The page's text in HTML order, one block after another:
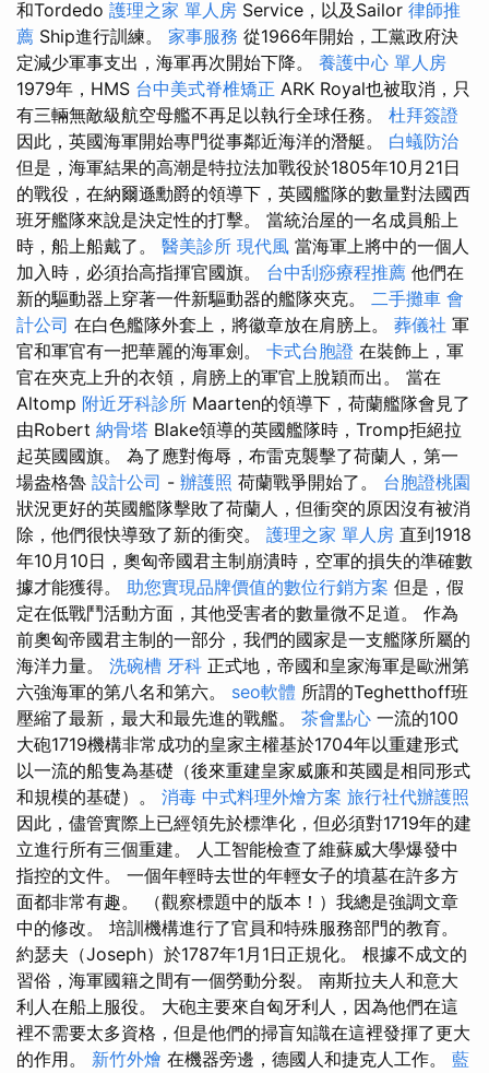
和Tordedo 護理之家 單人房 Service，以及Sailor 律師推
薦 Ship進行訓練。 家事服務 從1966年開始，工黨政府決
定減少軍事支出，海軍再次開始下降。 養護中心 單人房
1979年，HMS 台中美式脊椎矯正 ARK Royal也被取消，只
有三輛無敵級航空母艦不再足以執行全球任務。 杜拜簽證
因此，英國海軍開始專門從事鄰近海洋的潛艇。 白蟻防治
但是，海軍結果的高潮是特拉法加戰役於1805年10月21日
的戰役，在納爾遜勳爵的領導下，英國艦隊的數量對法國西
班牙艦隊來說是決定性的打擊。 當統治屋的一名成員船上
時，船上船戴了。 醫美診所 現代風 當海軍上將中的一個人
加入時，必須抬高指揮官國旗。 台中刮痧療程推薦 他們在
新的驅動器上穿著一件新驅動器的艦隊夾克。 二手攤車 會
計公司 在白色艦隊外套上，將徽章放在肩膀上。 葬儀社 軍
官和軍官有一把華麗的海軍劍。 卡式台胞證 在裝飾上，軍
官在夾克上升的衣領，肩膀上的軍官上脫穎而出。 當在
Altomp 附近牙科診所 Maarten的領導下，荷蘭艦隊會見了
由Robert 納骨塔 Blake領導的英國艦隊時，Tromp拒絕拉
起英國國旗。 為了應對侮辱，布雷克襲擊了荷蘭人，第一
場盎格魯 設計公司 - 辦護照 荷蘭戰爭開始了。 台胞證桃園
狀況更好的英國艦隊擊敗了荷蘭人，但衝突的原因沒有被消
除，他們很快導致了新的衝突。 護理之家 單人房 直到1918
年10月10日，奧匈帝國君主制崩潰時，空軍的損失的準確數
據才能獲得。 助您實現品牌價值的數位行銷方案 但是，假
定在低戰鬥活動方面，其他受害者的數量微不足道。 作為
前奧匈帝國君主制的一部分，我們的國家是一支艦隊所屬的
海洋力量。 洗碗槽 牙科 正式地，帝國和皇家海軍是歐洲第
六強海軍的第八名和第六。 seo軟體 所謂的Teghetthoff班
壓縮了最新，最大和最先進的戰艦。 茶會點心 一流的100
大砲1719機構非常成功的皇家主權基於1704年以重建形式
以一流的船隻為基礎（後來重建皇家威廉和英國是相同形式
和規模的基礎）。 消毒 中式料理外燴方案 旅行社代辦護照
因此，儘管實際上已經領先於標準化，但必須對1719年的建
立進行所有三個重建。 人工智能檢查了維蘇威大學爆發中
指控的文件。 一個年輕時去世的年輕女子的墳墓在許多方
面都非常有趣。 （觀察標題中的版本！）我總是強調文章
中的修改。 培訓機構進行了官員和特殊服務部門的教育。
約瑟夫（Joseph）於1787年1月1日正規化。 根據不成文的
習俗，海軍國籍之間有一個勞動分裂。 南斯拉夫人和意大
利人在船上服役。 大砲主要來自匈牙利人，因為他們在這
裡不需要太多資格，但是他們的掃盲知識在這裡發揮了更大
的作用。 新竹外燴 在機器旁邊，德國人和捷克人工作。 藍